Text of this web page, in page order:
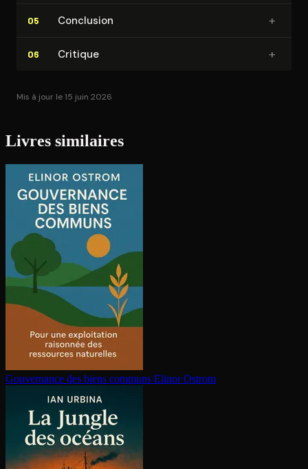
05 Conclusion +
06 Critique +
Mis à jour le 15 juin 2026
Livres similaires
Gouvernance des biens communs Elinor Ostrom